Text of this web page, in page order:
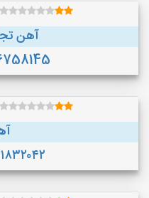
آهن